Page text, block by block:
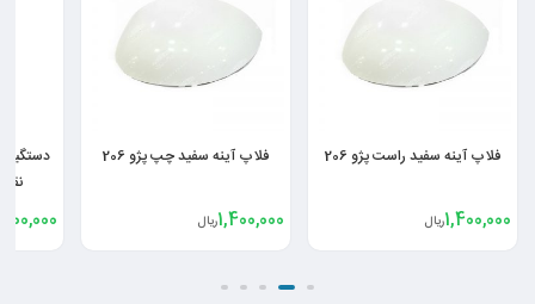
فلاپ آینه سفید راست پژو 206
1,400,000ریال
فلاپ آینه سفید چپ پژو 206
1,400,000ریال
نقره